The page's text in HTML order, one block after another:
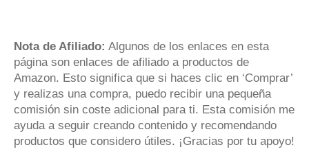
Nota de Afiliado: Algunos de los enlaces en esta
página son enlaces de afiliado a productos de
Amazon. Esto significa que si haces clic en ‘Comprar’
y realizas una compra, puedo recibir una pequeña
comisión sin coste adicional para ti. Esta comisión me
ayuda a seguir creando contenido y recomendando
productos que considero útiles. ¡Gracias por tu apoyo!